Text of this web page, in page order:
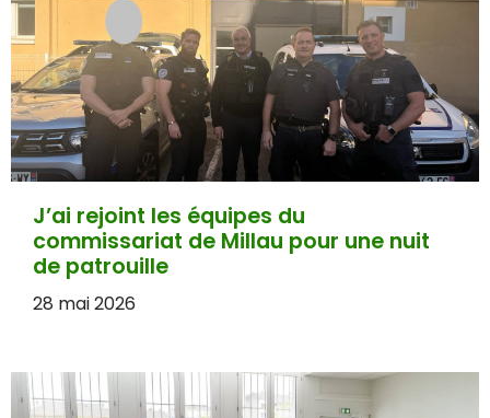
J’ai rejoint les équipes du
commissariat de Millau pour une nuit
de patrouille
28 mai 2026